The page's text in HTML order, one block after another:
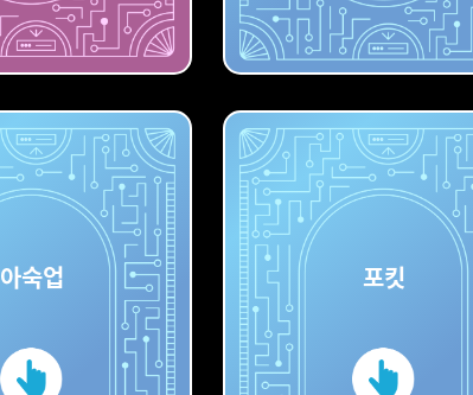
스테이블
디퓨전
아숙업 포킷